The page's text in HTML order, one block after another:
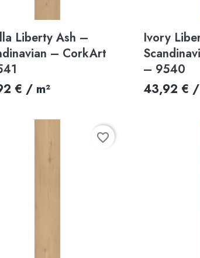
Aperçu rapide
Liberty Ash –
– CorkArt
€ / m²

Ivory
– 9540
43,92 € /
favorite_border